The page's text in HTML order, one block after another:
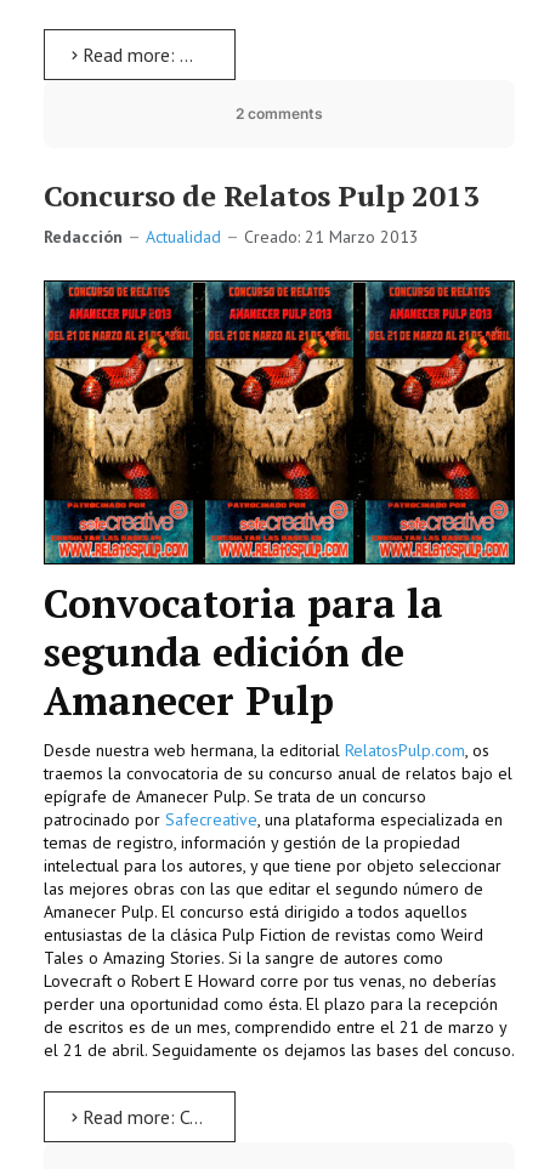
Read more: Detenido un profesor en Rusia que buscaba la inmortalidad
2 comments
Concurso de Relatos Pulp 2013
Redacción Actualidad Creado: 21 Marzo 2013
Convocatoria para la
segunda edición de
Amanecer Pulp
Desde nuestra web hermana, la editorial RelatosPulp.com , os
traemos la convocatoria de su concurso anual de relatos bajo el
epígrafe de Amanecer Pulp. Se trata de un concurso
patrocinado por Safecreative , una plataforma especializada en
temas de registro, información y gestión de la propiedad
intelectual para los autores, y que tiene por objeto seleccionar
las mejores obras con las que editar el segundo número de
Amanecer Pulp. El concurso está dirigido a todos aquellos
entusiastas de la clásica Pulp Fiction de revistas como Weird
Tales o Amazing Stories. Si la sangre de autores como
Lovecraft o Robert E Howard corre por tus venas, no deberías
perder una oportunidad como ésta. El plazo para la recepción
de escritos es de un mes, comprendido entre el 21 de marzo y
el 21 de abril. Seguidamente os dejamos las bases del concuso.
Read more: Concurso de Relatos Pulp 2013